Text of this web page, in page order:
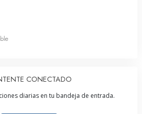
CONECTADO
diarias en tu bandeja de entrada.